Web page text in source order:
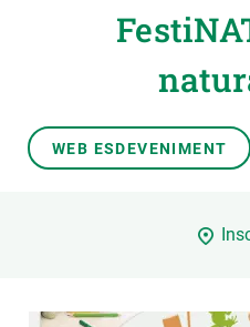
WEB ESDEVENIMENT
menu
CIÈNCIA EN ACCIÓ
NOTÍCIES I AGENDA